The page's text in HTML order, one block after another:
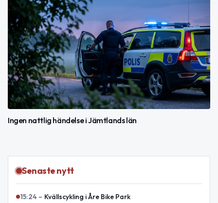
Ingen nattlig händelse i Jämtlands län
Senaste nytt
15:24 – Kvällscykling i Åre Bike Park